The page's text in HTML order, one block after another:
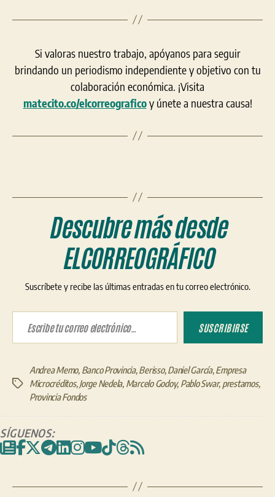
Si valoras nuestro trabajo, apóyanos para seguir
brindando un periodismo independiente y objetivo con tu
colaboración económica. ¡Visita
matecito.co/elcorreograficoy únete a nuestra causa!
Descubre más desde
ELCORREOGRÁFICO
Suscríbete y recibe las últimas entradas en tu correo electrónico.
Escribe tu correo electrónico…
SUSCRIBIRSE
Etiquetas
Andrea Memo, Banco Provincia,Berisso,Daniel García,Empresa
Microcréditos,Jorge Nedela, Marcelo Godoy, Pablo Swar, prestamos,
Provincia Fondos
SÍGUENOS: